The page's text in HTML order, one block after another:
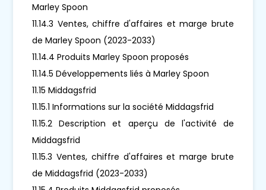
Marley Spoon
11.14.3 Ventes, chiffre d'affaires et marge brute
de Marley Spoon (2023-2033)
11.14.4 Produits Marley Spoon proposés
11.14.5 Développements liés à Marley Spoon
11.15 Middagsfrid
11.15.1 Informations sur la société Middagsfrid
11.15.2 Description et aperçu de l'activité de
Middagsfrid
11.15.3 Ventes, chiffre d'affaires et marge brute
de Middagsfrid (2023-2033)